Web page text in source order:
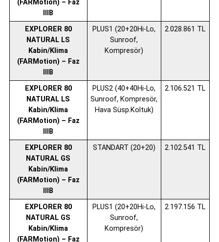
(FARMotion) – Faz
IIIB
EXPLORER 80
NATURAL LS
Kabin/Klima
(FARMotion) – Faz
IIIB
PLUS1 (20+20Hi-Lo,
Sunroof,
Kompresör)
2.028.861 TL
EXPLORER 80
NATURAL LS
Kabin/Klima
(FARMotion) – Faz
IIIB
PLUS2 (40+40Hi-Lo,
Sunroof, Kompresör,
Hava Süsp.Koltuk)
2.106.521 TL
EXPLORER 80
NATURAL GS
Kabin/Klima
(FARMotion) – Faz
IIIB
STANDART (20+20) 2.102.541 TL
EXPLORER 80
NATURAL GS
Kabin/Klima
(FARMotion) – Faz
PLUS1 (20+20Hi-Lo,
Sunroof,
Kompresör)
2.197.156 TL